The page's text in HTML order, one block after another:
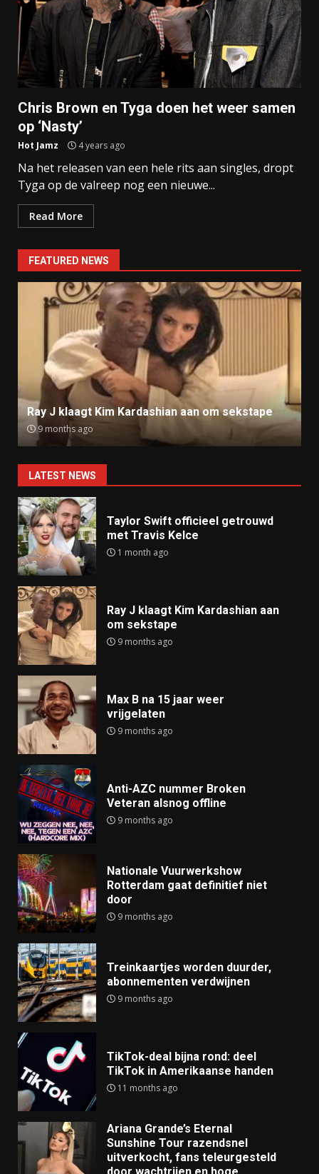
Chris Brown en Tyga doen het weer samen
op ‘Nasty’
Hot Jamz 4 years ago
Na het releasen van een hele rits aan singles, dropt
Tyga op de valreep nog een nieuwe...
Read More
FEATURED NEWS
Ray J klaagt Kim Kardashian aan om sekstape
9 months ago
LATEST NEWS
Taylor Swift officieel getrouwd
met Travis Kelce
1 month ago
Ray J klaagt Kim Kardashian aan
om sekstape
9 months ago
Max B na 15 jaar weer
vrijgelaten
9 months ago
Anti-AZC nummer Broken
Veteran alsnog offline
9 months ago
Nationale Vuurwerkshow
Rotterdam gaat definitief niet
door
9 months ago
Treinkaartjes worden duurder,
abonnementen verdwijnen
9 months ago
TikTok-deal bijna rond: deel
TikTok in Amerikaanse handen
11 months ago
Ariana Grande’s Eternal
Sunshine Tour razendsnel
uitverkocht, fans teleurgesteld